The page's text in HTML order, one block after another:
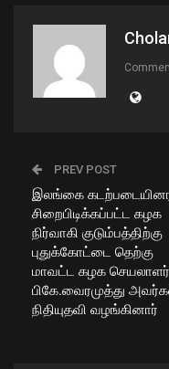
PREV POST
இலங்கை
சிறைபிடிக்கப்பட்ட கழக
நிர்வாகி குடும்பத்திற்கு
புதுக்கோட்டை தெற்கு
மாவட்ட கழக செயலாளர்
பிகே.வைரமுத்து
நிதியுதவி வழங்கினார்